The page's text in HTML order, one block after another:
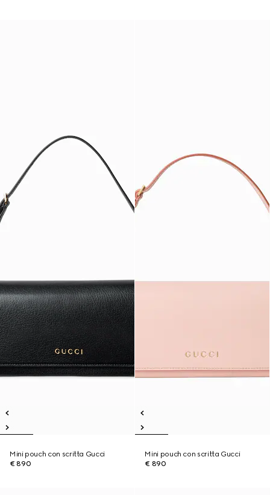
Mini pouch con scritta Gucci
€ 890
Mini pouch con scritta Gucci
€ 890